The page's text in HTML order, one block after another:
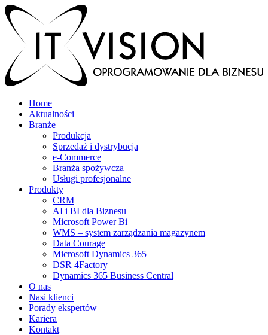
Home
Aktualności
Branże
Produkcja
Sprzedaż i dystrybucja
e-Commerce
Branża spożywcza
Usługi profesjonalne
Produkty
CRM
AI i BI dla Biznesu
Microsoft Power Bi
WMS – system zarządzania magazynem
Data Courage
Microsoft Dynamics 365
DSR 4Factory
Dynamics 365 Business Central
O nas
Nasi klienci
Porady ekspertów
Kariera
Kontakt